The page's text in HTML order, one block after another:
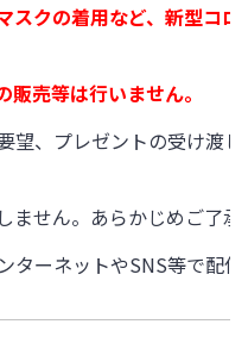
クの着用など、新型コ
売等は行いません。
、プレゼントの受け渡
ません。あらかじめご了
ーネットやSNS等で配